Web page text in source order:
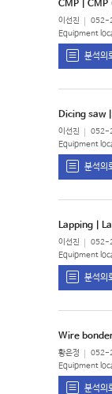
CMP | CMP
이선진 052-
Equipment
분석의
Dicing saw |
이선진 052-
Equipment
분석의
Lapping |
이선진 052-
Equipment
분석의
Wire bonder
황은정 052-
Equipment
분석의